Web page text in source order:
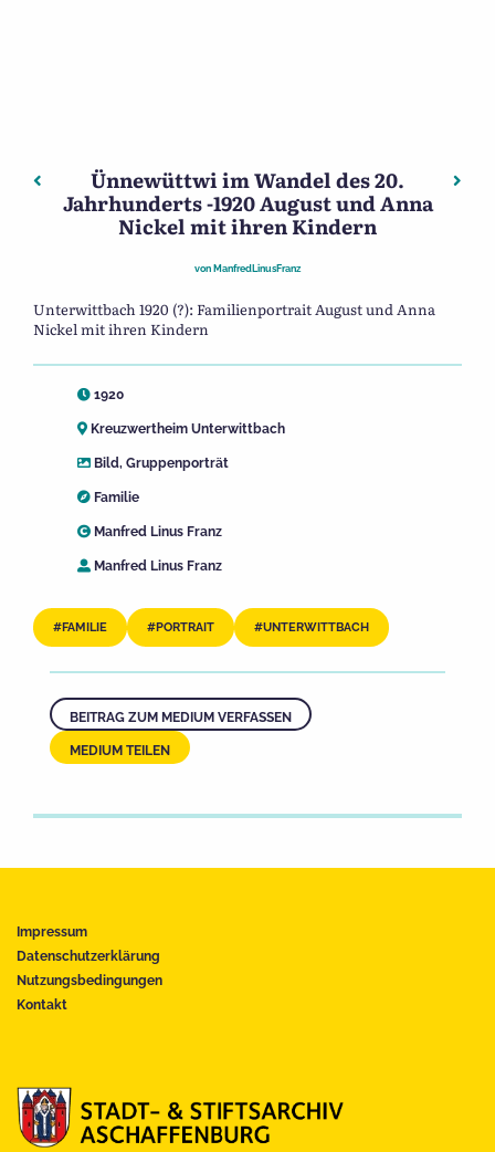
Beitragsnavigation
Vorheriger: Ünnewüttwi im Wandel des 20.
Ünnewüttwi im Wandel des 20.
Jahrhunderts -1920 August und Anna
Nickel mit ihren Kindern
von ManfredLinusFranz
Unterwittbach 1920 (?): Familienportrait August und Anna
Nickel mit ihren Kindern
1920
Kreuzwertheim Unterwittbach
Bild, Gruppenporträt
Familie
Manfred Linus Franz
Manfred Linus Franz
FAMILIE PORTRAIT UNTERWITTBACH
BEITRAG ZUM MEDIUM VERFASSEN
MEDIUM TEILEN
Impressum
Datenschutzerklärung
Nutzungsbedingungen
Kontakt